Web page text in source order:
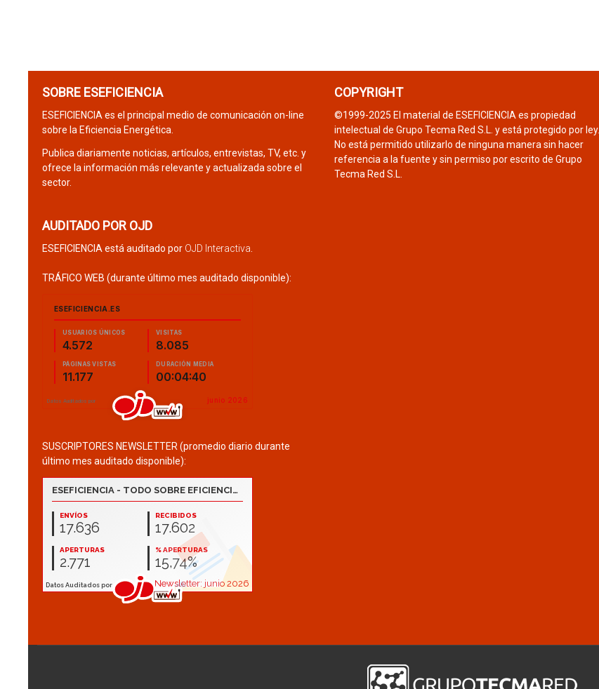
SOBRE ESEFICIENCIA
ESEFICIENCIA es el principal medio de comunicación on-line
sobre la Eficiencia Energética.
Publica diariamente noticias, artículos, entrevistas, TV, etc. y
ofrece la información más relevante y actualizada sobre el
sector.
AUDITADO POR OJD
ESEFICIENCIA está auditado por OJD Interactiva
TRÁFICO WEB (durante último mes auditado disponible):
SUSCRIPTORES NEWSLETTER (promedio diario durante
último mes auditado disponible):
COPYRIGHT
©1999-2025 El material de ESEFICIENCIA es propiedad
intelectual de Grupo Tecma Red S.L. y está protegido por ley.
No está permitido utilizarlo de ninguna manera sin hacer
referencia a la fuente y sin permiso por escrito de Grupo
Tecma Red S.L.